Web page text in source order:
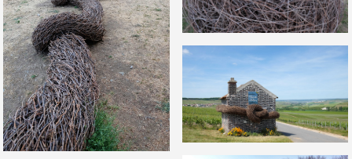
THREE KNOTS, 2023
CONTINUUM, 2022